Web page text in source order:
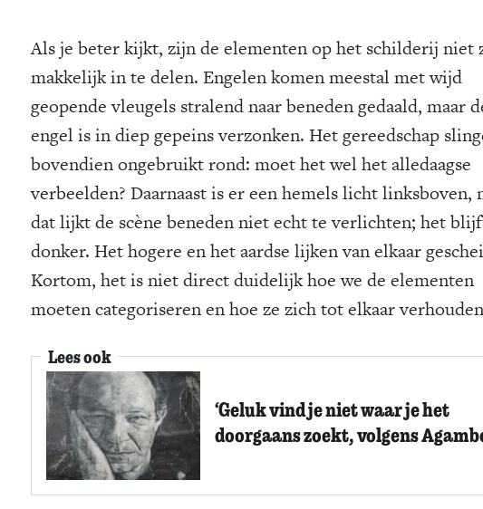
Als je beter kijkt, zijn de elementen op het schilderij niet
makkelijk in te delen. Engelen komen meestal met wijd
geopende vleugels stralend naar beneden gedaald, maar
engel is in diep gepeins verzonken. Het gereedschap
bovendien ongebruikt rond: moet het wel het alledaagse
verbeelden? Daarnaast is er een hemels licht linksboven,
dat lijkt de scène beneden niet echt te verlichten; het
donker. Het hogere en het aardse lijken van elkaar
Kortom, het is niet direct duidelijk hoe we de elementen
moeten categoriseren en hoe ze zich tot elkaar
Lees ook
‘Geluk vind je niet waar je het
doorgaans zoekt, volgens